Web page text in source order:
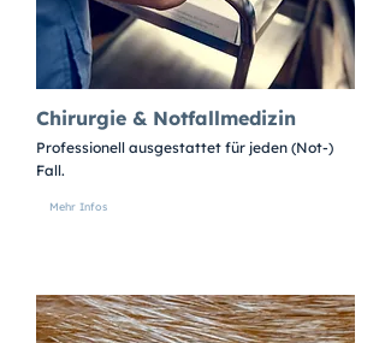
Chirurgie & Notfallmedizin
Professionell ausgestattet für jeden (Not-)
Fall.
Mehr Infos